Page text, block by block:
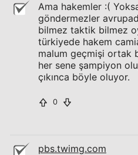
Ama hakemler :(
göndermezler
bilmez taktik bilmez
türkiyede hakem
malum geçmişi ortak
her sene şampiyon
çıkınca böyle oluyor.
0
pbs.twimg.com